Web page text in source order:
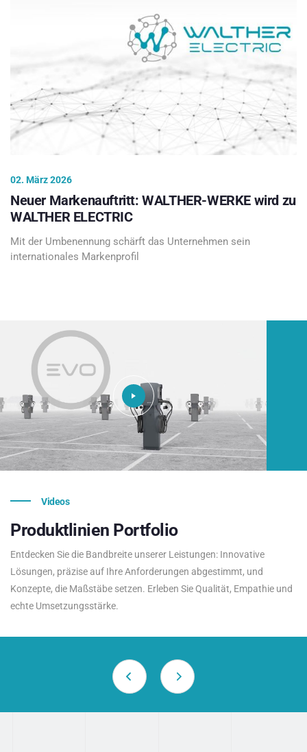
02. März 2026
Neuer Markenauftritt: WALTHER-WERKE wird zu
WALTHER ELECTRIC
Mit der Umbenennung schärft das Unternehmen sein
internationales Markenprofil
Videos
Produktlinien Portfolio
Entdecken Sie die Bandbreite unserer Leistungen: Innovative
Lösungen, präzise auf Ihre Anforderungen abgestimmt, und
Konzepte, die Maßstäbe setzen. Erleben Sie Qualität, Empathie und
echte Umsetzungsstärke.